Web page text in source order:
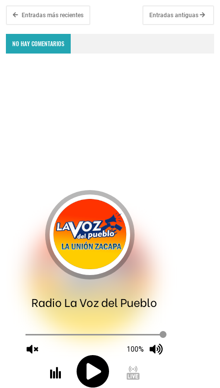
Entradas más recientes Entradas antiguas
NO HAY COMENTARIOS
Radio La Voz del Pueblo
100%